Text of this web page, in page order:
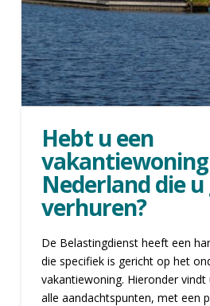
Hebt u een
Nederland die
verhuren?
De Belastingdienst heeft een
die specifiek is gericht op het
vakantiewoning. Hieronder
alle aandachtspunten, met een